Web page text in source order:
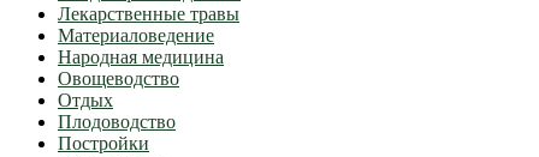
Лекарственные травы
Материаловедение
Народная медицина
Овощеводство
Отдых
Плодоводство
Постройки